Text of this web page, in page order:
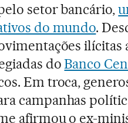
setor bancário,
do mundo.
ilícitas
doBanco
Em troca,
campanhas
afirmou o ex-